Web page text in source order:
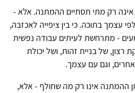
רק מתי תסתיים ההמתנה. אלא -
עצמך בתוכה. כי בין ציפייה לאכזבה,
- מתרחשת לעיתים עבודה נפשית
של בניית זהות, ושל יכולת
וגם עם עצמך.
ההמתנה אינו רק מה שחולף - אלא,